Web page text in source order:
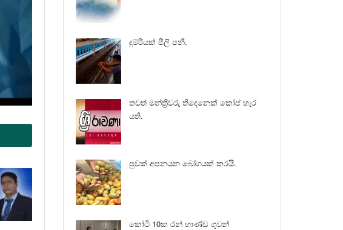
දුම්රියක් පීලි පනී.
තවත් මන්ත්‍රීවරු තිදෙනෙක් කෝප් හැර
යති.
පුවක් අපනයන බෝගයක් කරයි.
කෝටි 10ක රන් භාණ්ඩ ගුවන්